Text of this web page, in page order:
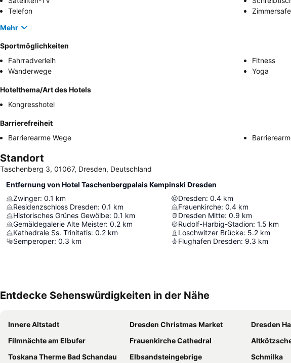
Telefon
Zimmersafe
Mehr
Sportmöglichkeiten
Fahrradverleih
Fitness
Wanderwege
Yoga
Hotelthema/Art des Hotels
Kongresshotel
Barrierefreiheit
Barrierearme Wege
Standort
Taschenberg 3, 01067, Dresden, Deutschland
Entfernung von Hotel Taschenbergpalais Kempinski Dresden
Zwinger: 0.1 km
Residenzschloss Dresden: 0.1 km
Historisches Grünes Gewölbe: 0.1 km
Gemäldegalerie Alte Meister: 0.2 km
Kathedrale Ss. Trinitatis: 0.2 km
Semperoper: 0.3 km
Dresden: 0.4 km
Frauenkirche: 0.4 km
Dresden Mitte: 0.9 km
Rudolf-Harbig-Stadion: 1.5 km
Loschwitzer Brücke: 5.2 km
Flughafen Dresden: 9.3 km
Entdecke Sehenswürdigkeiten in der Nähe
Innere Altstadt Dresden Christmas Market Dresden
Filmnächte am Elbufer
Frauenkirche Cathedral
Toskana Therme Bad Schandau
Elbsandsteingebrige Schmilka